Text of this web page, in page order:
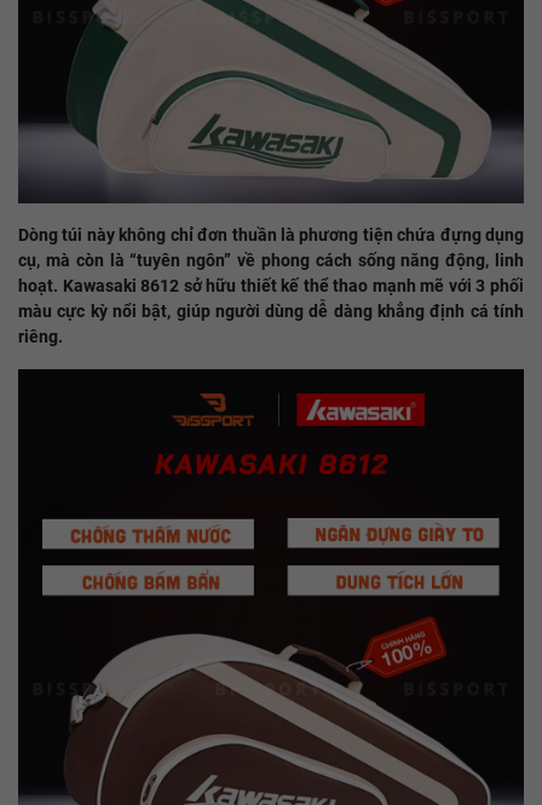
Dòng túi này không chỉ đơn thuần là phương tiện chứa đựng dụng
cụ, mà còn là “tuyên ngôn” về phong cách sống năng động, linh
hoạt. Kawasaki 8612 sở hữu thiết kế thể thao mạnh mẽ với 3 phối
màu cực kỳ nổi bật, giúp người dùng dễ dàng khẳng định cá tính
riêng.